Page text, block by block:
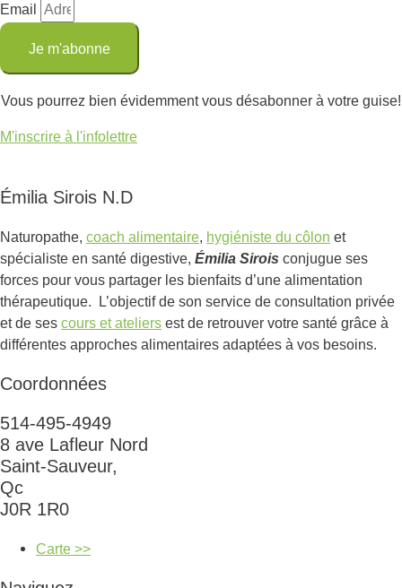
Email
Je m'abonne
Vous pourrez bien évidemment vous désabonner à votre guise!
M'inscrire à l'infolettre
Émilia Sirois N.D
Naturopathe, coach alimentaire, hygiéniste du côlon et
spécialiste en santé digestive, Émilia Sirois conjugue ses
forces pour vous partager les bienfaits d’une alimentation
thérapeutique. L’objectif de son service de consultation privée
et de ses cours et ateliers est de retrouver votre santé grâce à
différentes approches alimentaires adaptées à vos besoins.
Coordonnées
514-495-4949
8 ave Lafleur Nord
Saint-Sauveur,
Qc
J0R 1R0
Carte >>